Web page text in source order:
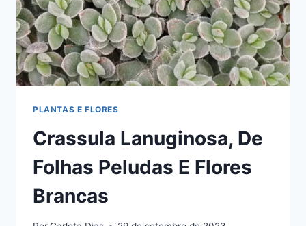
PLANTAS E FLORES
Crassula Lanuginosa, De
Folhas Peludas E Flores
Brancas